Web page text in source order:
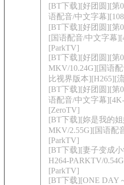
[BT下载][好团圆][第
语配音/中文字幕
[BT下载][好团圆][第
[国语配音/中文字幕
[ParkTV]
[BT下载][好团圆][第
MKV/10.24G][国语
比视界版本][H265][
[BT下载][好团圆][第
语配音/中文字幕
[ZeroTV]
[BT下载][妳是我的
MKV/2.55G][国语配
[ParkTV]
[BT下载][妻子变成
H264-PARKTV/
[ParkTV]
[BT下载][ONE DAY